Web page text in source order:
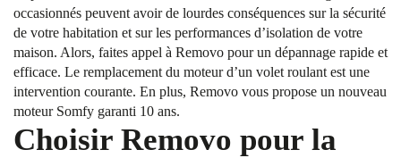
occasionnés peuvent avoir de lourdes conséquences sur la sécurité
de votre habitation et sur les performances d’isolation de votre
maison. Alors, faites appel à Removo pour un dépannage rapide et
efficace. Le remplacement du moteur d’un volet roulant est une
intervention courante. En plus, Removo vous propose un nouveau
moteur Somfy garanti 10 ans.
Choisir Removo pour la